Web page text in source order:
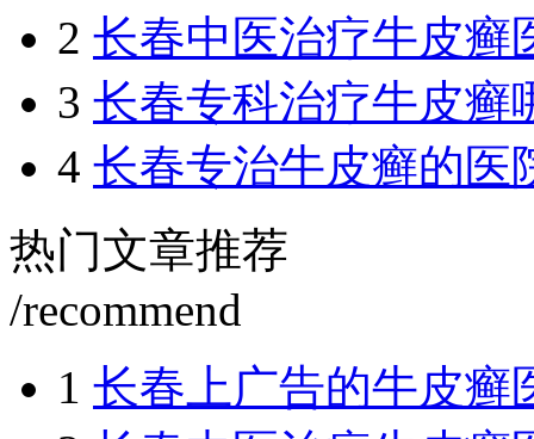
2 长春中医治疗牛皮癣
3 长春专科治疗牛皮癣
4 长春专治牛皮癣的医
热门文章推荐
/recommend
1 长春上广告的牛皮癣